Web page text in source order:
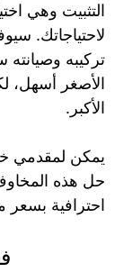
التثبيت وهي
لاحتياجاتك.
تركيبه
الأصغر أسهل،
الأكبر.
يمكن لمقدمي
حل هذه
احترافية